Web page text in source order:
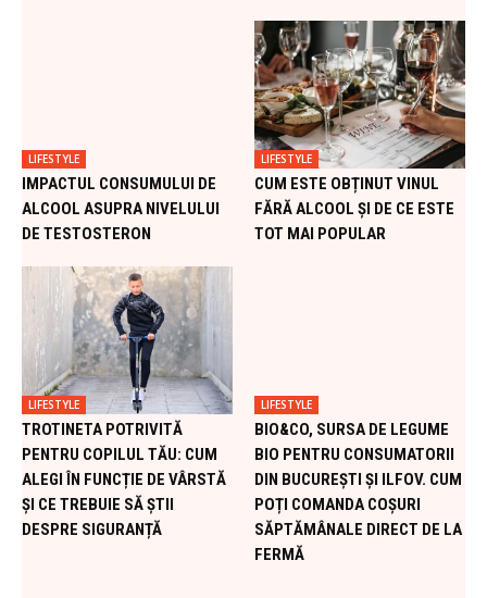
LIFESTYLE
IMPACTUL CONSUMULUI DE
ALCOOL ASUPRA NIVELULUI
DE TESTOSTERON
LIFESTYLE
CUM ESTE OBȚINUT VINUL
FĂRĂ ALCOOL ȘI DE CE ESTE
TOT MAI POPULAR
LIFESTYLE
TROTINETA POTRIVITĂ
PENTRU COPILUL TĂU: CUM
ALEGI ÎN FUNCȚIE DE VÂRSTĂ
ȘI CE TREBUIE SĂ ȘTII
DESPRE SIGURANȚĂ
LIFESTYLE
BIO&CO, SURSA DE LEGUME
BIO PENTRU CONSUMATORII
DIN BUCUREȘTI ȘI ILFOV. CUM
POȚI COMANDA COȘURI
SĂPTĂMÂNALE DIRECT DE LA
FERMĂ